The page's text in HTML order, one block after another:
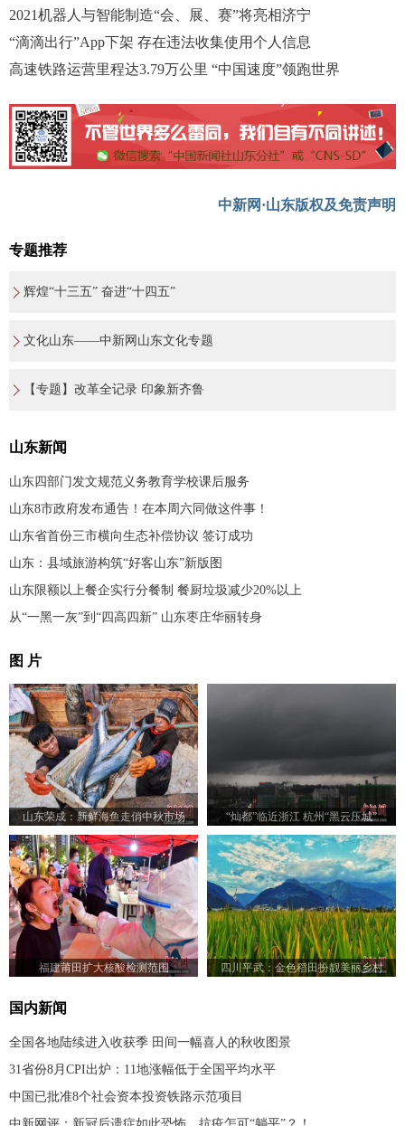
2021机器人与智能制造“会、展、赛”将亮相济宁
“滴滴出行”App下架 存在违法收集使用个人信息
高速铁路运营里程达3.79万公里 “中国速度”领跑世界
中新网·山东版权及免责声明
专题推荐
辉煌“十三五” 奋进“十四五”
文化山东——中新网山东文化专题
【专题】改革全记录 印象新齐鲁
山东新闻
山东四部门发文规范义务教育学校课后服务
山东8市政府发布通告！在本周六同做这件事！
山东省首份三市横向生态补偿协议 签订成功
山东：县域旅游构筑“好客山东”新版图
山东限额以上餐企实行分餐制 餐厨垃圾减少20%以上
从“一黑一灰”到“四高四新” 山东枣庄华丽转身
图 片
山东荣成：新鲜海鱼走俏中秋市场 “灿都”临近浙江 杭州“黑云压城”
福建莆田扩大核酸检测范围 四川平武：金色稻田扮靓美丽乡村
国内新闻
全国各地陆续进入收获季 田间一幅喜人的秋收图景
31省份8月CPI出炉：11地涨幅低于全国平均水平
中国已批准8个社会资本投资铁路示范项目